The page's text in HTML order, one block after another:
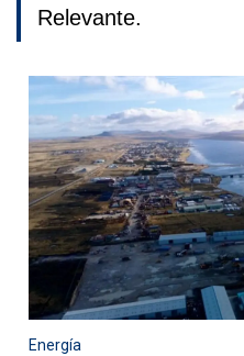
Relevante.
Energía